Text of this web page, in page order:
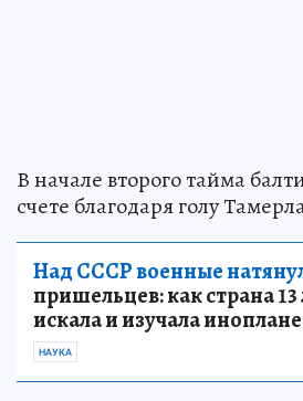
В начале второго тайма
счете благодаря голу
Над СССР военные
пришельцев: как страна 13
искала и изучала
НАУКА